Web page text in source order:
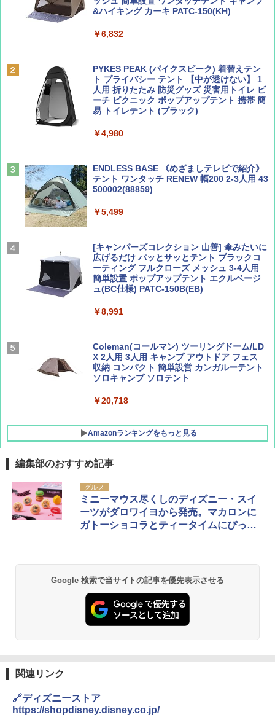
￥713
￥1,540
集】ボーイング110周年を祝して！
BE-PAL(ビ-パル) 2026年 9 月号【特別付録:
SOTO ミニマル"旅"財布 ランダム2種】
￥1,500
￥2,079
￥2,479
ァキア 2026～2027 地球の歩き方A ヨーロッ
￥2,277
新しい日本地理 地図・統計・移動から読み
解く (講談社現代新書)
￥1,540
&ハイキング カーキ PATC-150(KH)
￥6,832
PYKES PEAK (パイクスピーク) 着替えテン
ト プライバシー テント 【中が透けない】 1
人用 折りたたみ 防災グッズ 災害用トイレ ビ
ーチ ピクニック ポップアップテント 携帯 簡
易 トイレテント (ブラック)
￥4,980
ENDLESS BASE 《めざましテレビで紹介》
テント ワンタッチ RENEW 幅200 2-3人用 43
500002(88859)
￥5,499
[キャンパーズコレクション 山善] 傘みたいに
広げるだけ パッとサッとテント ブラックコ
ーティング フルクローズ メッシュ 3-4人用
簡単設置 ポップアップテント エクルベージ
ュ(BC仕様) PATC-150B(EB)
￥8,991
Coleman(コールマン) ツーリングドーム/LD
X 2人用 3人用 キャンプ アウトドア フェス
収納 コンパクト 簡単設営 カンガルーテント
ソロキャンプ ソロテント
￥20,718
Amazonランキングをもっと見る
BUNDOK(バンドック)ソロ ドーム 1 EX BDK
-08EX カーキ ソロキャンプ ポリエステル フ
レーム テント
￥14,800
GRANDOOR ステンレス保冷剤 2個セット 2
コンパクト 保冷力長持ち
￥2,980
熊撃退スプレー 熊よけスプレー 熊スプレー
関の購入実績 登山・キャンプ・アウトドア・
防災用品 長期保存可能 緊急時用 日本国内発
送
編集部のおすすめ記事
グルメ
ミニーマウス尽くしのディズニー・スイ
ーツがダロワイヨから発売。マカロンに
ガトーショコラとティータイムにぴった
Google 検索で当サイトの記事を優先表示させる
関連リンク
🔗ディズニーストア
https://shopdisney.disney.co.jp/